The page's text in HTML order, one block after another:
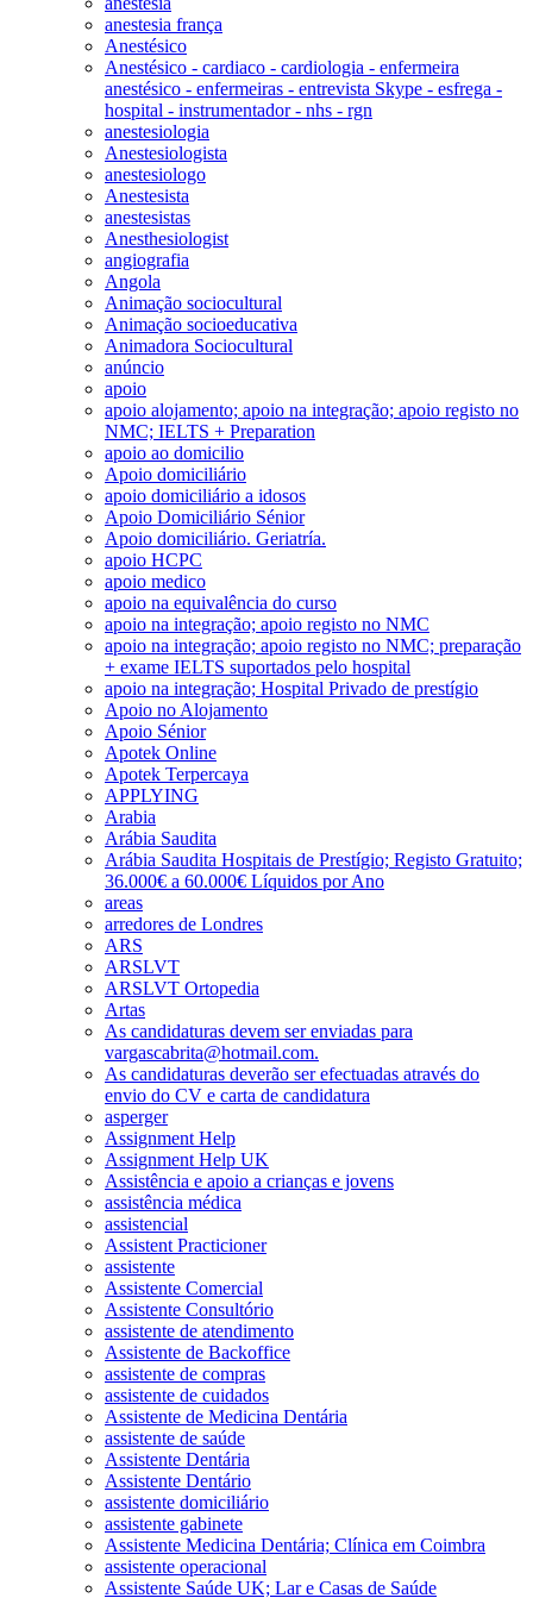
anestesia frança
Anestésico
Anestésico - cardiaco - cardiologia - enfermeira
anestésico - enfermeiras - entrevista Skype - esfrega -
hospital - instrumentador - nhs - rgn
anestesiologia
Anestesiologista
anestesiologo
Anestesista
anestesistas
Anesthesiologist
angiografia
Angola
Animação sociocultural
Animação socioeducativa
Animadora Sociocultural
anúncio
apoio
apoio alojamento; apoio na integração; apoio registo no
NMC; IELTS + Preparation
apoio ao domicilio
Apoio domiciliário
apoio domiciliário a idosos
Apoio Domiciliário Sénior
Apoio domiciliário. Geriatría.
apoio HCPC
apoio medico
apoio na equivalência do curso
apoio na integração; apoio registo no NMC
apoio na integração; apoio registo no NMC; preparação
+ exame IELTS suportados pelo hospital
apoio na integração; Hospital Privado de prestígio
Apoio no Alojamento
Apoio Sénior
Apotek Online
Apotek Terpercaya
APPLYING
Arabia
Arábia Saudita
Arábia Saudita Hospitais de Prestígio; Registo Gratuito;
36.000€ a 60.000€ Líquidos por Ano
areas
arredores de Londres
ARS
ARSLVT
ARSLVT Ortopedia
Artas
As candidaturas devem ser enviadas para
vargascabrita@hotmail.com.
As candidaturas deverão ser efectuadas através do
envio do CV e carta de candidatura
asperger
Assignment Help
Assignment Help UK
Assistência e apoio a crianças e jovens
assistência médica
assistencial
Assistent Practicioner
assistente
Assistente Comercial
Assistente Consultório
assistente de atendimento
Assistente de Backoffice
assistente de compras
assistente de cuidados
Assistente de Medicina Dentária
assistente de saúde
Assistente Dentária
Assistente Dentário
assistente domiciliário
assistente gabinete
Assistente Medicina Dentária; Clínica em Coimbra
assistente operacional
Assistente Saúde UK; Lar e Casas de Saúde